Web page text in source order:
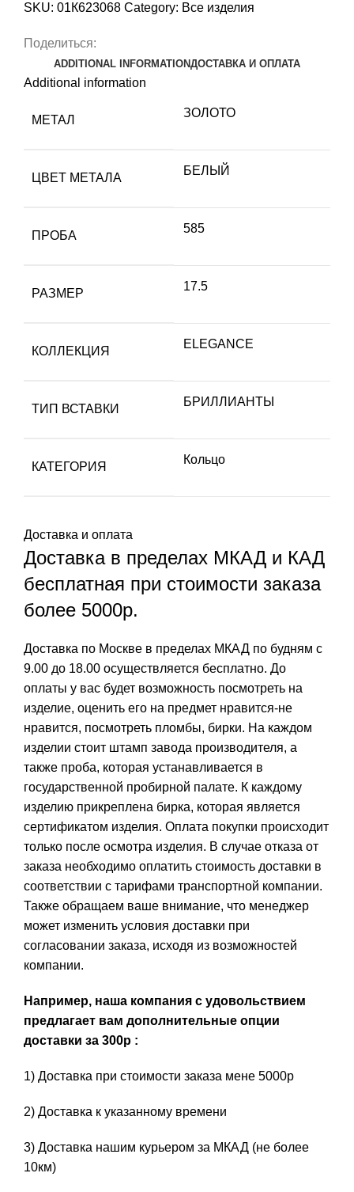
SKU: 01К623068 Category: Все изделия
Поделиться:
ADDITIONAL INFORMATIONДОСТАВКА И ОПЛАТА
Additional information
МЕТАЛ
ЗОЛОТО
ЦВЕТ МЕТАЛА
БЕЛЫЙ
ПРОБА
585
РАЗМЕР
17.5
КОЛЛЕКЦИЯ
ELEGANCE
ТИП ВСТАВКИ
БРИЛЛИАНТЫ
КАТЕГОРИЯ
Кольцо
Доставка и оплата
Доставка в пределах МКАД и КАД
бесплатная при стоимости заказа
более 5000р.
Доставка по Москве в пределах МКАД по будням с
9.00 до 18.00 осуществляется бесплатно. До
оплаты у вас будет возможность посмотреть на
изделие, оценить его на предмет нравится-не
нравится, посмотреть пломбы, бирки. На каждом
изделии стоит штамп завода производителя, а
также проба, которая устанавливается в
государственной пробирной палате. К каждому
изделию прикреплена бирка, которая является
сертификатом изделия. Оплата покупки происходит
только после осмотра изделия. В случае отказа от
заказа необходимо оплатить стоимость доставки в
соответствии с тарифами транспортной компании.
Также обращаем ваше внимание, что менеджер
может изменить условия доставки при
согласовании заказа, исходя из возможностей
компании.
Например, наша компания с удовольствием
предлагает вам дополнительные опции
доставки за 300р :
1) Доставка при стоимости заказа мене 5000р
2) Доставка к указанному времени
3) Доставка нашим курьером за МКАД (не более
10км)